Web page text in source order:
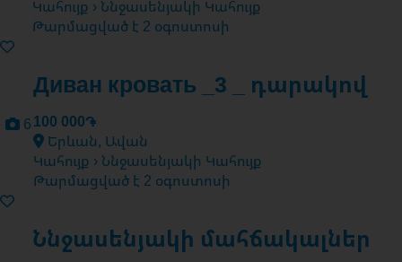
Կահույք › Ննջասենյակի Կահույք
Թարմացված է 2 օգոստոսի
6
Диван кровать _3 _ դարակով
100 000֏
Երևան, Ավան
Կահույք › Ննջասենյակի Կահույք
Թարմացված է 2 օգոստոսի
Ննջասենյակի մահճակալներ